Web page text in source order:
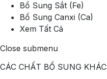
Bổ Sung Sắt (Fe)
Bổ Sung Canxi (Ca)
Xem Tất Cả
Close submenu
CÁC CHẤT BỔ SUNG KHÁC